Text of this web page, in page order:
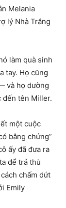
Melania
lý Nhà Trắng
làm quà sinh
tay. Họ cũng
và họ dường
đến tên Miller.
một cuộc
bằng chứng”
ấy đã đưa ra
để trả thù
chấm dứt
Emily